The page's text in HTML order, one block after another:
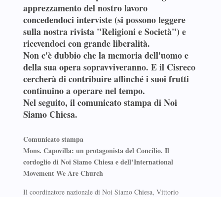
apprezzamento del nostro lavoro
concedendoci interviste (si possono leggere
sulla nostra rivista "Religioni e Società") e
ricevendoci con grande liberalità.
Non c'è dubbio che la memoria dell'uomo e
della sua opera sopravviveranno. E il Cisreco
cercherà di contribuire affinché i suoi frutti
continuino a operare nel tempo.
Nel seguito, il comunicato stampa di Noi
Siamo Chiesa.
Comunicato stampa
Mons. Capovilla: un protagonista del Concilio. Il
cordoglio di Noi Siamo Chiesa e dell’International
Movement We Are Church
Il coordinatore nazionale di Noi Siamo Chiesa, Vittorio